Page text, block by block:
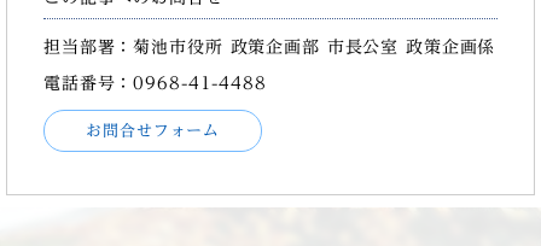
担当部署：菊池市役所 政策企画部 市長公室 政策企画係
電話番号：0968-41-4488
お問合せフォーム